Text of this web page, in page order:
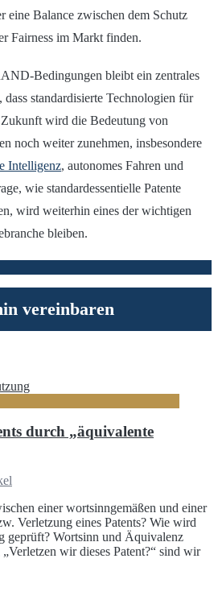
eine Balance zwischen dem Schutz
Fairness im Markt finden.
Bedingungen bleibt ein zentrales
standardisierte Technologien für
wird die Bedeutung von
noch weiter zunehmen, insbesondere
Intelligenz, autonomes Fahren und
wie standardessentielle Patente
wird weiterhin eines der wichtigen
bleiben.
vereinbaren
durch „äquivalente
einer wortsinngemäßen und einer
Verletzung eines Patents? Wie wird
geprüft? Wortsinn und Äquivalenz
wir dieses Patent?“ sind wir